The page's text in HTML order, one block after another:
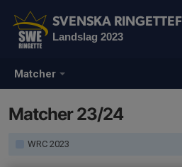
Matcher
SVENSKA
Landslag 2023
Matcher 23/24
WRC 2023